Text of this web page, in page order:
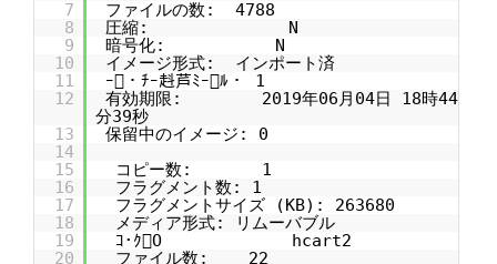
7
ファイルの数: 4788
8
圧縮: N
9
暗号化: N
10
イメージ形式: インポート済
11
ｰ・ﾁｰ﨣芦ﾐｰﾙ・ 1
12
有効期限: 2019年06月04日 18時44
分39秒
13
保留中のイメージ: 0
14
15
コピー数: 1
16
フラグメント数: 1
17
フラグメントサイズ (KB): 263680
18
メディア形式: リムーバブル
19
ｺ･ｸO hcart2
20
ファイル数: 22